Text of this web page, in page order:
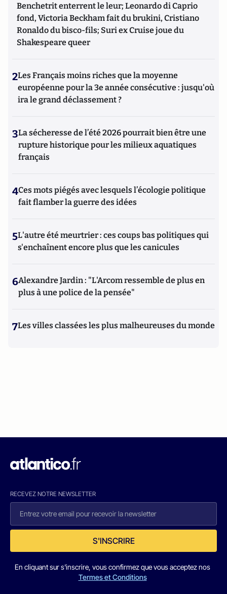
Benchetrit enterrent le leur; Leonardo di Caprio
fond, Victoria Beckham fait du brukini, Cristiano
Ronaldo du bisco-fils; Suri ex Cruise joue du
Shakespeare queer
2Les Français moins riches que la moyenne
européenne pour la 3e année consécutive : jusqu'où
ira le grand déclassement ?
3La sécheresse de l’été 2026 pourrait bien être une
rupture historique pour les milieux aquatiques
français
4Ces mots piégés avec lesquels l’écologie politique
fait flamber la guerre des idées
5L'autre été meurtrier : ces coups bas politiques qui
s'enchaînent encore plus que les canicules
6Alexandre Jardin : "L'Arcom ressemble de plus en
plus à une police de la pensée"
7Les villes classées les plus malheureuses du monde
RECEVEZ NOTRE NEWSLETTER
S'INSCRIRE
En cliquant sur s'inscrire, vous confirmez que vous acceptez nos
Termes et Conditions